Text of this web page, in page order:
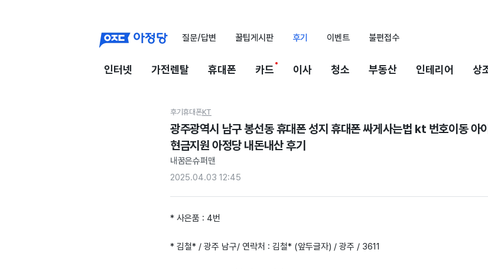
질문/답변 꿀팁게시판 후기 이벤트 불편접수
인터넷 가전렌탈 휴대폰 카드 이사 청소 부동산 인테리어 상
후기휴대폰KT
광주광역시 남구 봉선동 휴대폰 성지 휴대폰 싸게사는법 kt 번호이동
현금지원 아정당 내돈내산 후기
내꿈은슈퍼맨
2025.04.03 12:45
* 사은품 : 4번
* 김철* / 광주 남구/ 연락처 : 김철* (앞두글자) / 광주 / 3611